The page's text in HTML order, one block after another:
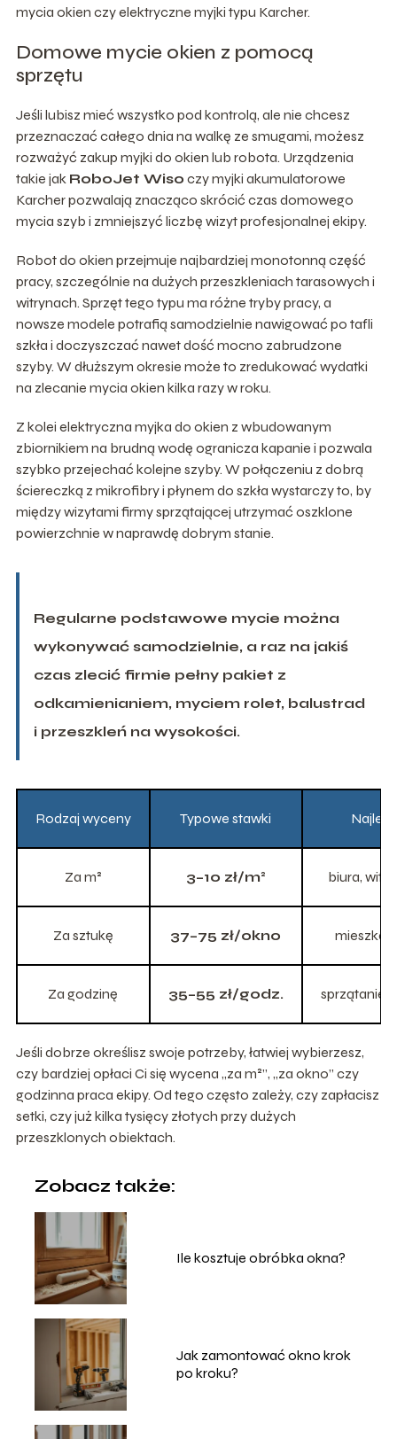
mycia okien czy elektryczne myjki typu Karcher.
Domowe mycie okien z pomocą
sprzętu
Jeśli lubisz mieć wszystko pod kontrolą, ale nie chcesz
przeznaczać całego dnia na walkę ze smugami, możesz
rozważyć zakup myjki do okien lub robota. Urządzenia
takie jak RoboJet Wiso czy myjki akumulatorowe
Karcher pozwalają znacząco skrócić czas domowego
mycia szyb i zmniejszyć liczbę wizyt profesjonalnej ekipy.
Robot do okien przejmuje najbardziej monotonną część
pracy, szczególnie na dużych przeszkleniach tarasowych i
witrynach. Sprzęt tego typu ma różne tryby pracy, a
nowsze modele potrafią samodzielnie nawigować po tafli
szkła i doczyszczać nawet dość mocno zabrudzone
szyby. W dłuższym okresie może to zredukować wydatki
na zlecanie mycia okien kilka razy w roku.
Z kolei elektryczna myjka do okien z wbudowanym
zbiornikiem na brudną wodę ogranicza kapanie i pozwala
szybko przejechać kolejne szyby. W połączeniu z dobrą
ściereczką z mikrofibry i płynem do szkła wystarczy to, by
między wizytami firmy sprzątającej utrzymać oszklone
powierzchnie w naprawdę dobrym stanie.
Regularne podstawowe mycie można
wykonywać samodzielnie, a raz na jakiś
czas zlecić firmie pełny pakiet z
odkamienianiem, myciem rolet, balustrad
i przeszkleń na wysokości.
Rodzaj wyceny Typowe stawki
Za m² 3–10 zł/m² biura,
Za sztukę 37–75 zł/okno
Za godzinę 35–55 zł/godz. sprzątanie
Jeśli dobrze określisz swoje potrzeby, łatwiej wybierzesz,
czy bardziej opłaci Ci się wycena „za m²”, „za okno” czy
godzinna praca ekipy. Od tego często zależy, czy zapłacisz
setki, czy już kilka tysięcy złotych przy dużych
przeszklonych obiektach.
Zobacz także:
Ile kosztuje obróbka okna?
Jak zamontować okno krok
po kroku?